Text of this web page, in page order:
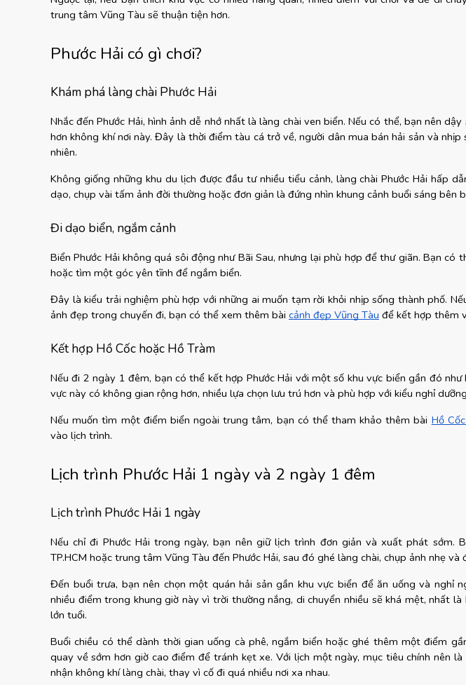
trung tâm Vũng Tàu sẽ thuận tiện hơn.
Phước Hải có gì chơi?
Khám phá làng chài Phước Hải
Nhắc đến Phước Hải, hình ảnh dễ nhớ nhất là làng chài ven biển. Nếu có thể, bạn nên
hơn không khí nơi này. Đây là thời điểm tàu cá trở về, người dân mua bán hải sản và
nhiên.
Không giống những khu du lịch được đầu tư nhiều tiểu cảnh, làng chài Phước Hải hấp
dạo, chụp vài tấm ảnh đời thường hoặc đơn giản là đứng nhìn khung cảnh buổi sáng bên
Đi dạo biển, ngắm cảnh
Biển Phước Hải không quá sôi động như Bãi Sau, nhưng lại phù hợp để thư giãn. Bạn có
hoặc tìm một góc yên tĩnh để ngắm biển.
Đây là kiểu trải nghiệm phù hợp với những ai muốn tạm rời khỏi nhịp sống thành phố.
ảnh đẹp trong chuyến đi, bạn có thể xem thêm bài cảnh đẹp Vũng Tàu để kết hợp thêm
Kết hợp Hồ Cốc hoặc Hồ Tràm
Nếu đi 2 ngày 1 đêm, bạn có thể kết hợp Phước Hải với một số khu vực biển gần đó như
vực này có không gian rộng hơn, nhiều lựa chọn lưu trú hơn và phù hợp với kiểu nghỉ
Nếu muốn tìm một điểm biển ngoài trung tâm, bạn có thể tham khảo thêm bài Hồ
vào lịch trình.
Lịch trình Phước Hải 1 ngày và 2 ngày 1 đêm
Lịch trình Phước Hải 1 ngày
Nếu chỉ đi Phước Hải trong ngày, bạn nên giữ lịch trình đơn giản và xuất phát sớm.
TP.HCM hoặc trung tâm Vũng Tàu đến Phước Hải, sau đó ghé làng chài, chụp ảnh nhẹ và
Đến buổi trưa, bạn nên chọn một quán hải sản gần khu vực biển để ăn uống và nghỉ
nhiều điểm trong khung giờ này vì trời thường nắng, di chuyển nhiều sẽ khá mệt, nhất
lớn tuổi.
Buổi chiều có thể dành thời gian uống cà phê, ngắm biển hoặc ghé thêm một điểm
quay về sớm hơn giờ cao điểm để tránh kẹt xe. Với lịch một ngày, mục tiêu chính nên là
nhận không khí làng chài, thay vì cố đi quá nhiều nơi xa nhau.